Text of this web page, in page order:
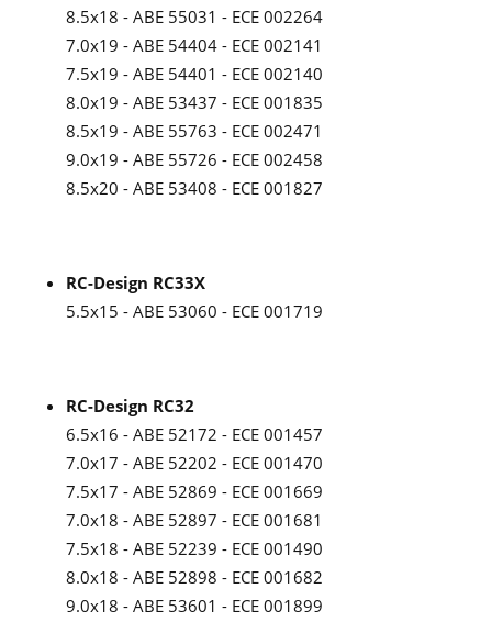
8.5x18 - ABE 55031 - ECE 002264
7.0x19 - ABE 54404 - ECE 002141
7.5x19 - ABE 54401 - ECE 002140
8.0x19 - ABE 53437 - ECE 001835
8.5x19 - ABE 55763 - ECE 002471
9.0x19 - ABE 55726 - ECE 002458
8.5x20 - ABE 53408 - ECE 001827
RC-Design RC33X
5.5x15 - ABE 53060 - ECE 001719
RC-Design RC32
6.5x16 - ABE 52172 - ECE 001457
7.0x17 - ABE 52202 - ECE 001470
7.5x17 - ABE 52869 - ECE 001669
7.0x18 - ABE 52897 - ECE 001681
7.5x18 - ABE 52239 - ECE 001490
8.0x18 - ABE 52898 - ECE 001682
9.0x18 - ABE 53601 - ECE 001899